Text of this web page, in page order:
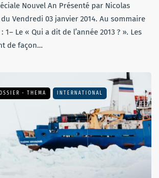
Nouvel An Présenté par Nicolas
Vendredi 03 janvier 2014. Au sommaire
Le « Qui a dit de l’année 2013 ? ». Les
de façon…
- THEMA INTERNATIONAL